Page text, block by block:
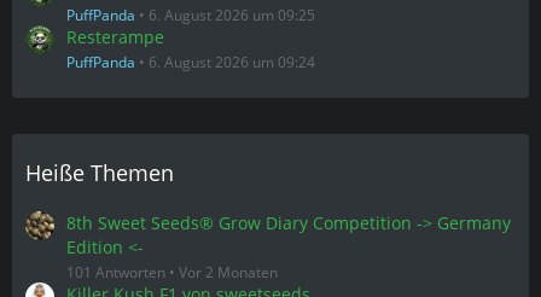
PuffPanda 6. August 2026 um 09:25
Resterampe
PuffPanda 6. August 2026 um 09:24
Heiße Themen
8th Sweet Seeds® Grow Diary Competition -> Germany
Edition <-
101 Antworten Vor 2 Monaten